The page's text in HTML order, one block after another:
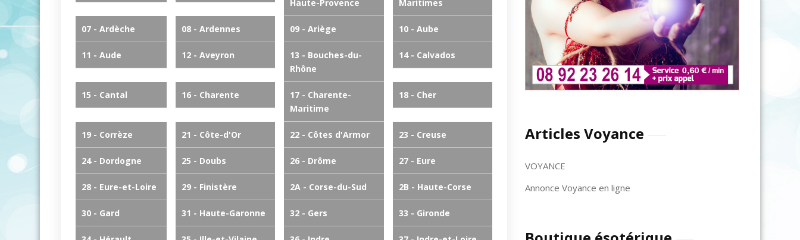
Haute-Provence
Maritimes
07 - Ardèche 08 - Ardennes 09 - Ariège 10 - Aube
11 - Aude 12 - Aveyron
13 - Bouches-du-
Rhône
14 - Calvados
15 - Cantal 16 - Charente
17 - Charente-
Maritime
18 - Cher
19 - Corrèze 21 - Côte-d'Or 22 - Côtes d'Armor 23 - Creuse
24 - Dordogne 25 - Doubs 26 - Drôme 27 - Eure
28 - Eure-et-Loire 29 - Finistère 2A - Corse-du-Sud 2B - Haute-Corse
30 - Gard 31 - Haute-Garonne 32 - Gers 33 - Gironde
Articles Voyance
VOYANCE
Annonce Voyance en ligne